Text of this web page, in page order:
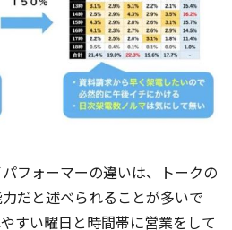
フォーマーの違いは、トークの
だと述べられることが多いで
すい曜日と時間帯に営業をして